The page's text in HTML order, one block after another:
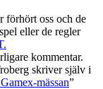
förhört oss och de
eller de regler
kommentar.
skriver själv i
mässan”